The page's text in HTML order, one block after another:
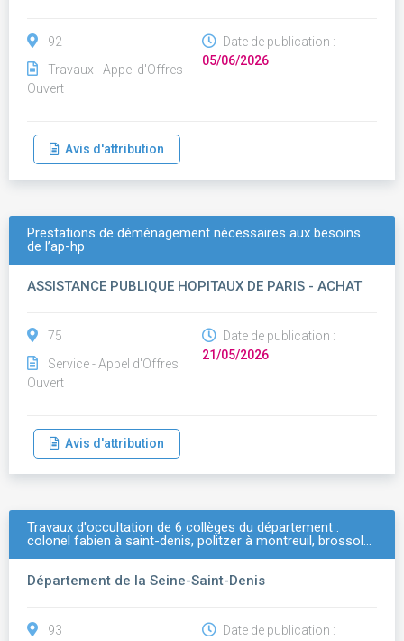
92
Travaux - Appel d'Offres
Ouvert
Date de publication :
05/06/2026
Avis d'attribution
Prestations de déménagement nécessaires aux besoins
de l’ap-hp
ASSISTANCE PUBLIQUE HOPITAUX DE PARIS - ACHAT
75
Service - Appel d'Offres
Ouvert
Date de publication :
21/05/2026
Avis d'attribution
Travaux d'occultation de 6 collèges du département :
colonel fabien à saint-denis, politzer à montreuil, brossol…
Département de la Seine-Saint-Denis
93
Date de publication :